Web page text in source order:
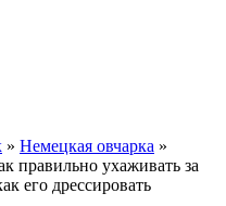
» Немецкая овчарка »
правильно ухаживать за
его дрессировать